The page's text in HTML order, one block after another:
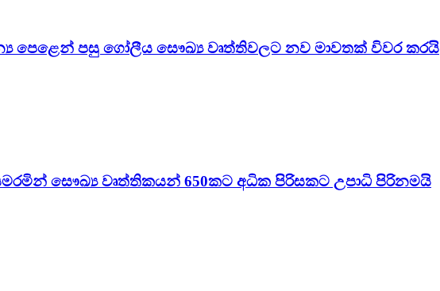
පෙළෙන් පසු ගෝලීය සෞඛ්‍ය වෘත්තිවලට නව මාවතක් විවර කරයි
සෞඛ්‍ය වෘත්තිකයන් 650කට අධික පිරිසකට උපාධි පිරිනමයි